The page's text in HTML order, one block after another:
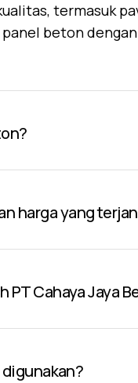
termasuk
beton
harga yang
PT Cahaya Jaya